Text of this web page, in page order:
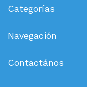
Categorías
Navegación
Contactános